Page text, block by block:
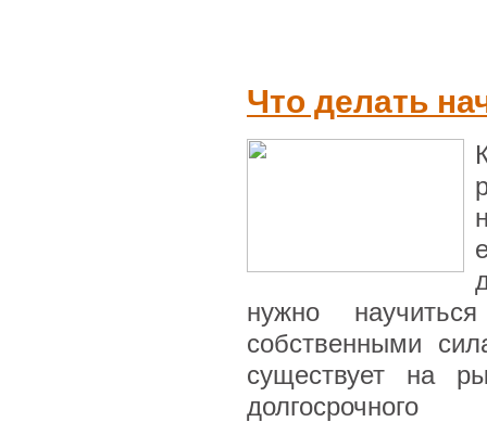
Что делать
нужно
собственными
существует на